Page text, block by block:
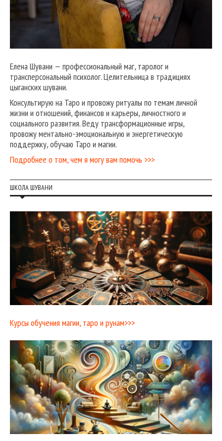
Елена Шувани — профессиональный маг, таролог и
трансперсональный психолог. Целительница в традициях
цыганских шувани.
Консультирую на Таро и провожу ритуалы по темам личной
жизни и отношений, финансов и карьеры, личностного и
социального развития. Веду трансформационные игры,
провожу ментально-эмоциональную и энергетическую
поддержку, обучаю Таро и магии.
Подробнее о том, чем я могу вам помочь >>>
ШКОЛА ШУВАНИ
Курсы обучения магии, таро и рунам>>>